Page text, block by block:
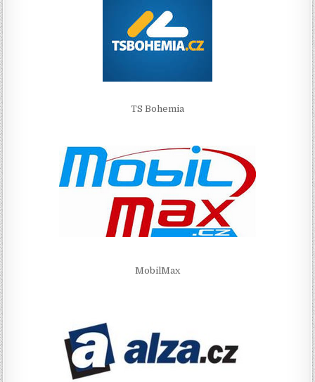
TS Bohemia
MobilMax